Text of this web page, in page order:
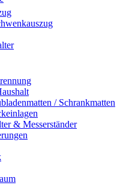
/ Schrankmatten
& Messerständer